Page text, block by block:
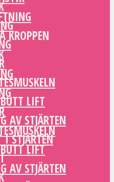
LIFT
AV STJÄRTEN
STJÄRTEN
KROPPEN
LIFT
AV STJÄRTEN